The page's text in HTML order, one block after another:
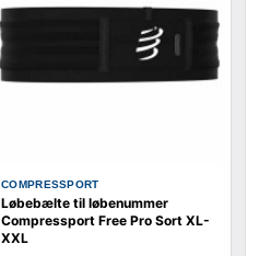
COMPRESSPORT
Løbebælte til løbenummer
Compressport Free Pro Sort XL-
XXL